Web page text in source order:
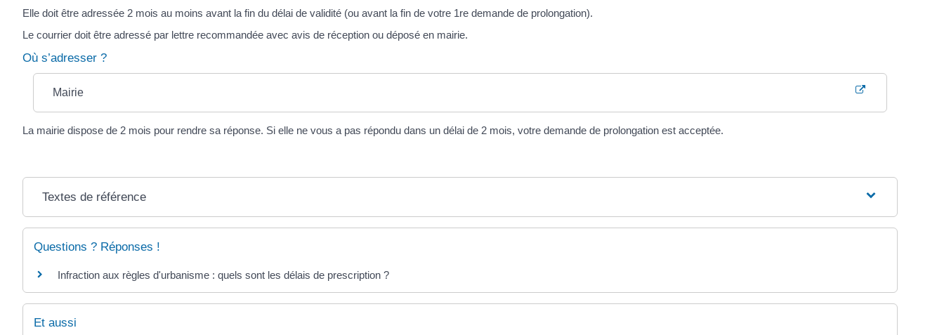
Elle doit être adressée 2 mois au moins avant la fin du délai de validité (ou avant la fin de votre 1re demande de prolongation).
Le courrier doit être adressé par lettre recommandée avec avis de réception ou déposé en mairie.
Où s’adresser ?
Mairie
La mairie dispose de 2 mois pour rendre sa réponse. Si elle ne vous a pas répondu dans un délai de 2 mois, votre demande de prolongation est acceptée.
Textes de référence
Questions ? Réponses !
Infraction aux règles d'urbanisme : quels sont les délais de prescription ?
Et aussi